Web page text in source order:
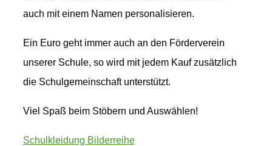
auch mit einem Namen personalisieren.
Ein Euro geht immer auch an den Förderverein
unserer Schule, so wird mit jedem Kauf zusätzlich
die Schulgemeinschaft unterstützt.
Viel Spaß beim Stöbern und Auswählen!
Schulkleidung Bilderreihe